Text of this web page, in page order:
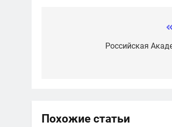
Российская
Похожие статьи